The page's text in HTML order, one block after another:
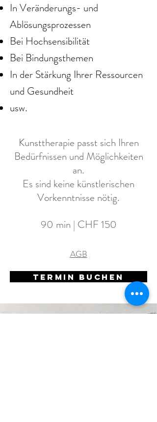
In Veränderungs- und
Ablösungsprozessen
Bei Hochsensibilität
Bei Bindungsthemen
In der Stärkung Ihrer Ressourcen
und Gesundheit
usw.
Kunsttherapie passt sich Ihren
Bedürfnissen und Möglichkeiten
an.
Es sind keine künstlerischen
Vorkenntnisse nötig.
90 min | CHF 150
AGB
termin buchen